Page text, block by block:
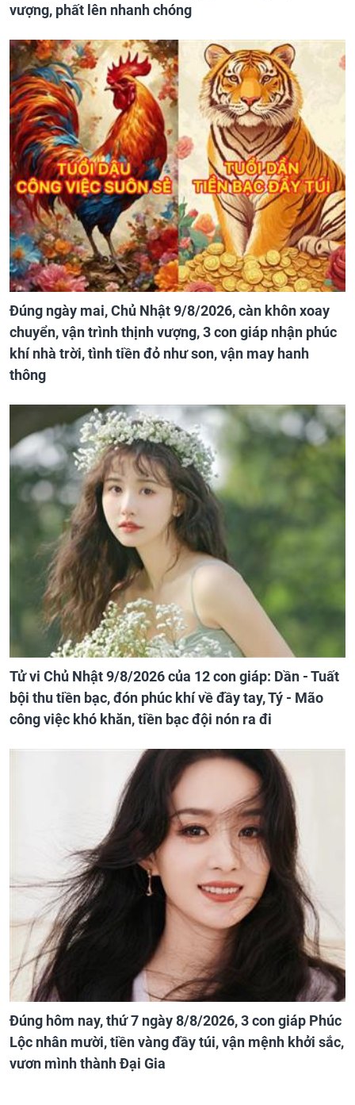
vượng, phất lên nhanh chóng
Đúng ngày mai, Chủ Nhật 9/8/2026, càn khôn xoay
chuyển, vận trình thịnh vượng, 3 con giáp nhận phúc
khí nhà trời, tình tiền đỏ như son, vận may hanh
thông
Tử vi Chủ Nhật 9/8/2026 của 12 con giáp: Dần - Tuất
bội thu tiền bạc, đón phúc khí về đầy tay, Tý - Mão
công việc khó khăn, tiền bạc đội nón ra đi
Đúng hôm nay, thứ 7 ngày 8/8/2026, 3 con giáp Phúc
Lộc nhân mười, tiền vàng đầy túi, vận mệnh khởi sắc,
vươn mình thành Đại Gia